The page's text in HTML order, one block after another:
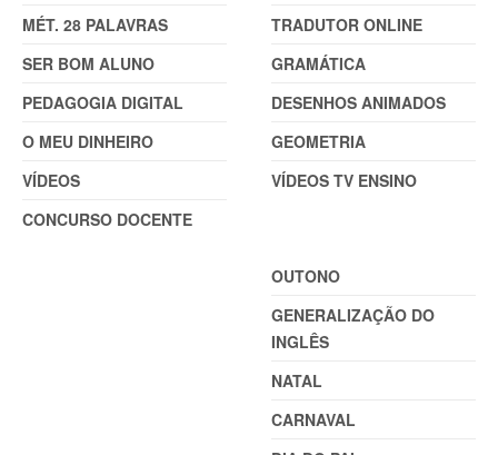
MÉT. 28 PALAVRAS
SER BOM ALUNO
PEDAGOGIA DIGITAL
O MEU DINHEIRO
VÍDEOS
CONCURSO DOCENTE
TRADUTOR ONLINE
GRAMÁTICA
DESENHOS ANIMADOS
GEOMETRIA
VÍDEOS TV ENSINO
OUTONO
GENERALIZAÇÃO DO
INGLÊS
NATAL
CARNAVAL